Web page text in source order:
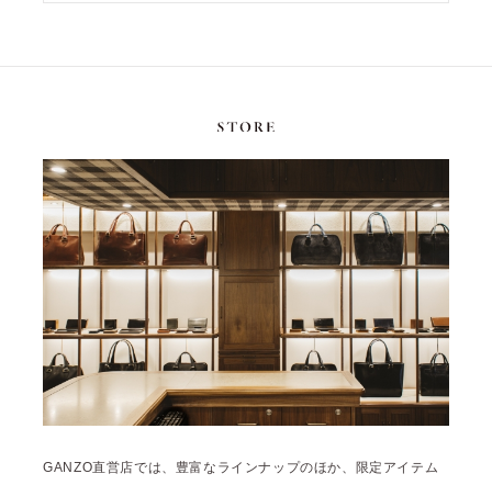
GANZO直営店では、豊富なラインナップのほか、限定アイテム